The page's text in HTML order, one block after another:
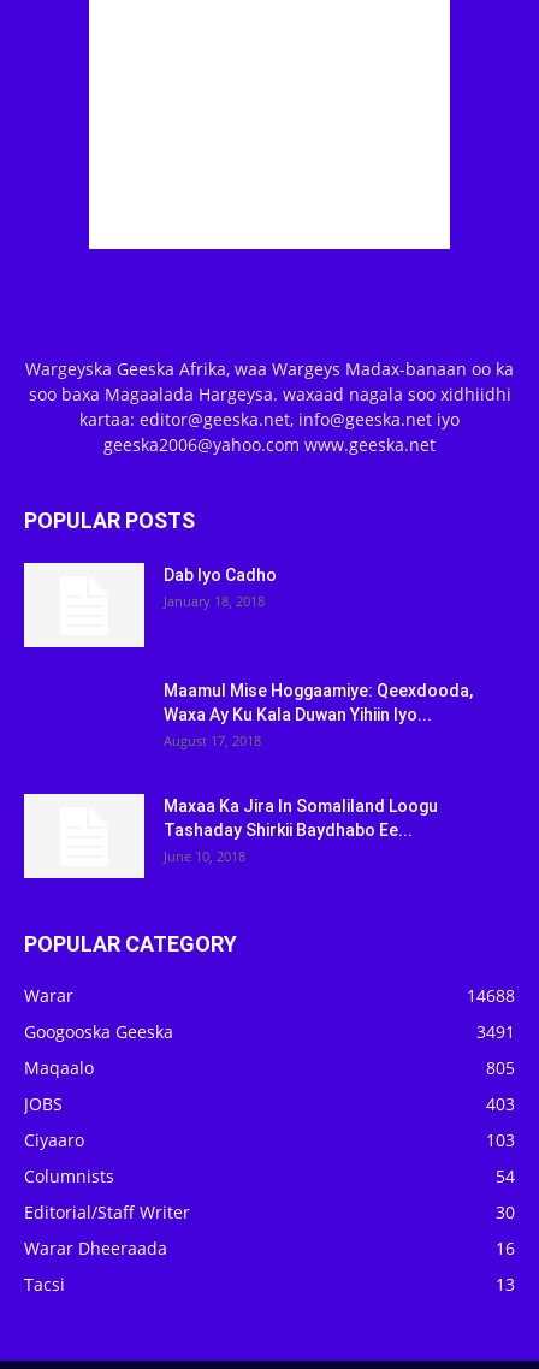
Wargeyska Geeska Afrika, waa Wargeys Madax-banaan oo ka
soo baxa Magaalada Hargeysa. waxaad nagala soo xidhiidhi
kartaa: editor@geeska.net, info@geeska.net iyo
geeska2006@yahoo.com www.geeska.net
POPULAR POSTS
Dab Iyo Cadho
January 18, 2018
Maamul Mise Hoggaamiye: Qeexdooda,
Waxa Ay Ku Kala Duwan Yihiin Iyo...
August 17, 2018
Maxaa Ka Jira In Somaliland Loogu
Tashaday Shirkii Baydhabo Ee...
June 10, 2018
POPULAR CATEGORY
Warar
14688
Googooska Geeska
3491
Maqaalo
805
JOBS
403
Ciyaaro
103
Columnists
54
Editorial/Staff Writer
30
Warar Dheeraada
16
Tacsi
13